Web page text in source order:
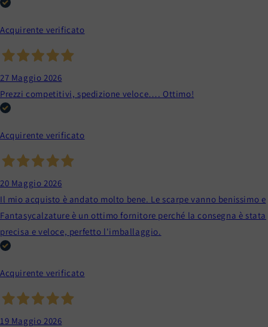
Acquirente verificato
27 Maggio 2026
Prezzi competitivi, spedizione veloce…. Ottimo!
Acquirente verificato
20 Maggio 2026
Il mio acquisto è andato molto bene. Le scarpe vanno benissimo e
Fantasycalzature è un ottimo fornitore perché la consegna è stata
precisa e veloce, perfetto l'imballaggio.
Acquirente verificato
19 Maggio 2026